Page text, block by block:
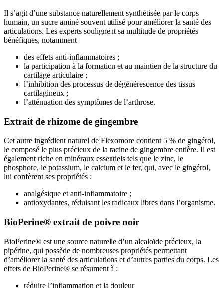
Il s’agit d’une substance naturellement synthétisée par le corps
humain, un sucre aminé souvent utilisé pour améliorer la santé des
articulations. Les experts soulignent sa multitude de propriétés
bénéfiques, notamment
des effets anti-inflammatoires ;
la participation à la formation et au maintien de la structure du
cartilage articulaire ;
l’inhibition des processus de dégénérescence des tissus
cartilagineux ;
l’atténuation des symptômes de l’arthrose.
Extrait de rhizome de gingembre
Cet autre ingrédient naturel de Flexomore contient 5 % de gingérol,
le composé le plus précieux de la racine de gingembre entière. Il est
également riche en minéraux essentiels tels que le zinc, le
phosphore, le potassium, le calcium et le fer, qui, avec le gingérol,
lui confèrent ses propriétés :
analgésique et anti-inflammatoire ;
antioxydantes, réduisant les radicaux libres dans l’organisme.
BioPerine® extrait de poivre noir
BioPerine® est une source naturelle d’un alcaloïde précieux, la
pipérine, qui possède de nombreuses propriétés permettant
d’améliorer la santé des articulations et d’autres parties du corps. Les
effets de BioPerine® se résument à :
réduire l’inflammation et la douleur